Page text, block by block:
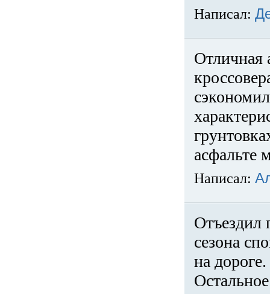
Написал:
Отличная
асфальте
Написал:
Отъездил
сезона
на